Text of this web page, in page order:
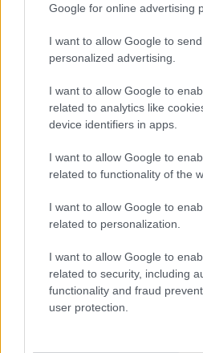
Google for online advertising
I want to allow Google to
personalized advertising.
I want to allow Google to
related to analytics like
device identifiers in apps.
I want to allow Google to
related to functionality of the
I want to allow Google to
related to personalization.
I want to allow Google to
related to security, including
functionality and fraud
user protection.
Hírlevél
Adja meg keresztnevét:
meg e-mail címét:
Megismertem és elfogadom a
legfrissebb információkkal és exkluzív
postaládájába érkezik!